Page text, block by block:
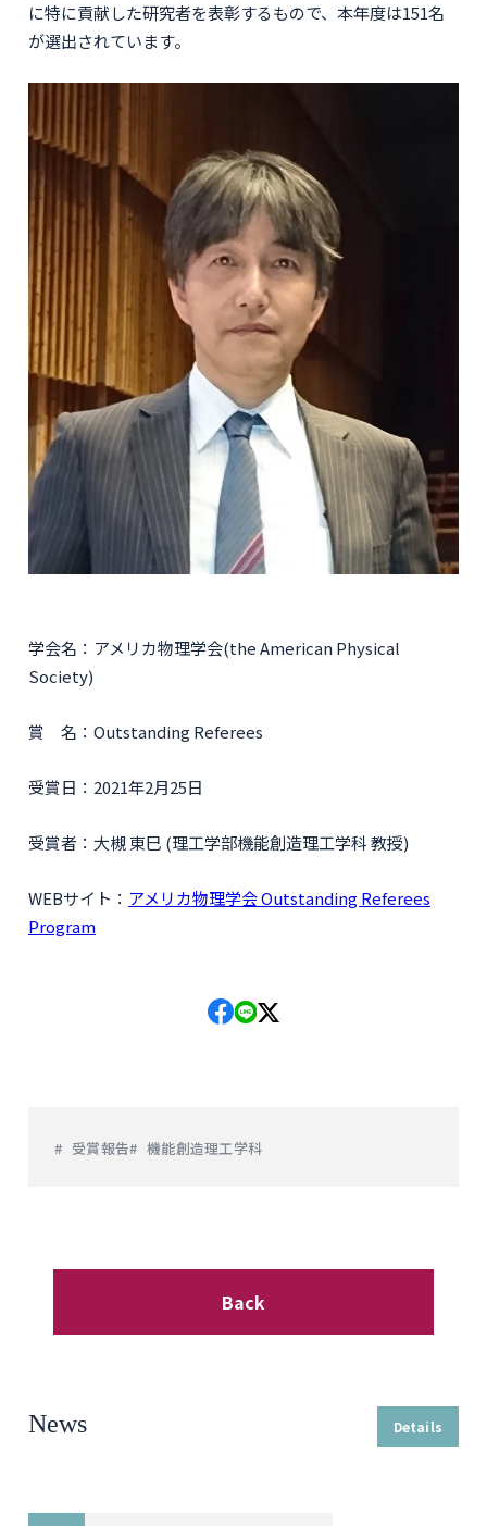
に特に貢献した研究者を表彰するもので、本年度は151名
が選出されています。
学会名：アメリカ物理学会(the American Physical
Society)
賞 名：Outstanding Referees
受賞日：2021年2月25日
受賞者：大槻 東巳 (理工学部機能創造理工学科 教授)
WEBサイト： アメリカ物理学会 Outstanding Referees
Program
受賞報告 機能創造理工学科
Back
News Details